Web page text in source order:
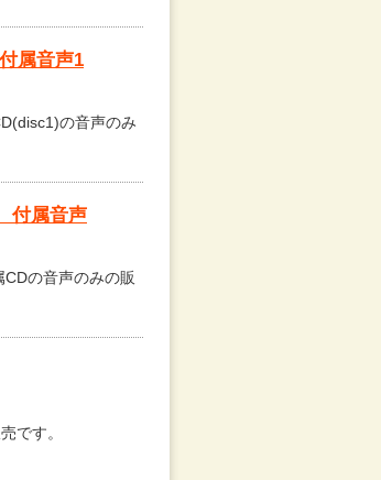
属音声1
の音声のみ
付属音声
の音声のみの販
です。